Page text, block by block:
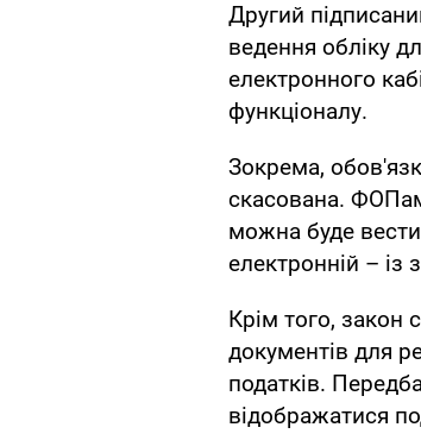
Другий
ведення обліку
електронного
функціоналу.
Зокрема,
скасована.
можна буде вести
електронній – із
Крім того, закон
документів для
податків.
відображатися